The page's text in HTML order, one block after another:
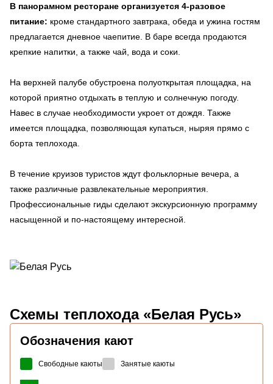
В панорамном ресторане организуется 4-разовое
питание: кроме стандартного завтрака, обеда и ужина гостям
предлагается дневное чаепитие. В баре всегда продаются
крепкие напитки, а также чай, вода и соки.
На верхней палубе обустроена полуоткрытая площадка, на
которой приятно отдыхать в теплую и солнечную погоду.
Навес в случае необходимости укроет от дождя. Также
имеется площадка, позволяющая купаться, ныряя прямо с
борта теплохода.
В течение круизов туристов ждут фольклорные вечера, а
также различные развлекательные мероприятия.
Профессиональные гиды сделают экскурсионную программу
насыщенной и по-настоящему интересной.
Схемы теплохода «Белая Русь»
Обозначения кают
Свободные каюты Занятые каюты